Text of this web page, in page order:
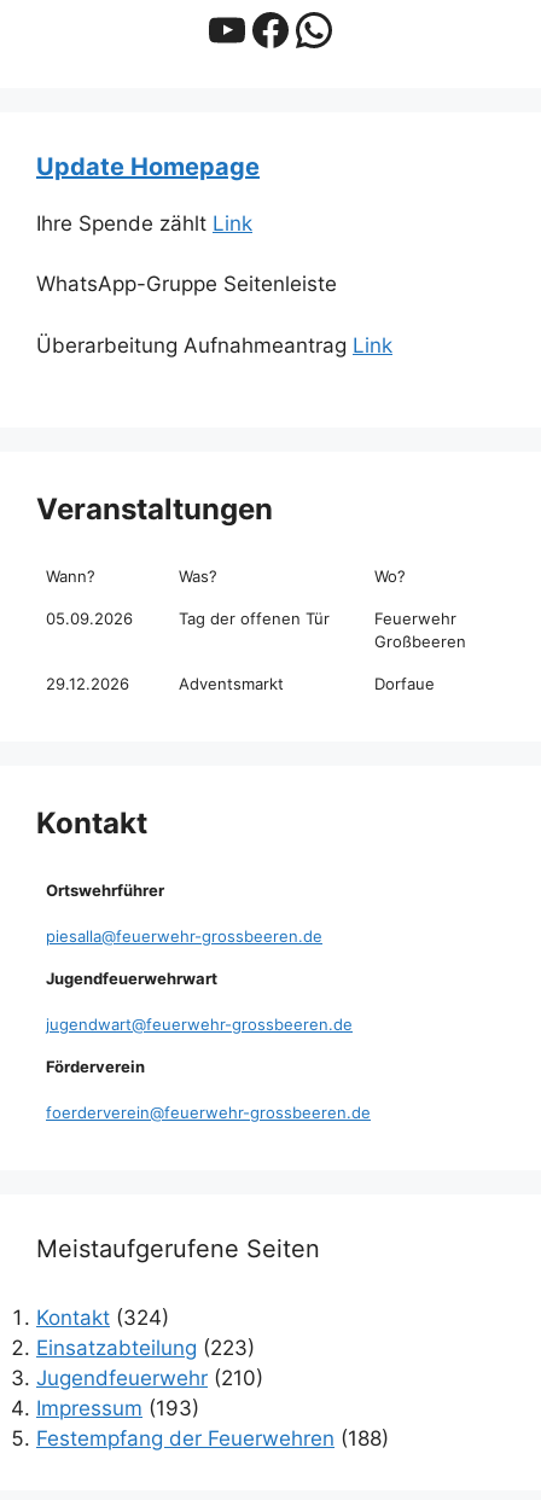
YouTube
Facebook
WhatsApp
Update Homepage
Ihre Spende zählt Link
WhatsApp-Gruppe Seitenleiste
Überarbeitung Aufnahmeantrag Link
Veranstaltungen
Wann? Was? Wo?
05.09.2026 Tag der offenen Tür
Feuerwehr
Großbeeren
29.12.2026 Adventsmarkt Dorfaue
Kontakt
Ortswehrführer
piesalla@feuerwehr-grossbeeren.de
Jugendfeuerwehrwart
jugendwart@feuerwehr-grossbeeren.de
Förderverein
foerderverein@feuerwehr-grossbeeren.de
Meistaufgerufene Seiten
Kontakt (324)
Einsatzabteilung (223)
Jugendfeuerwehr (210)
Impressum (193)
Festempfang der Feuerwehren (188)